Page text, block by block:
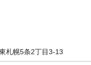
札幌5条2丁目3-13